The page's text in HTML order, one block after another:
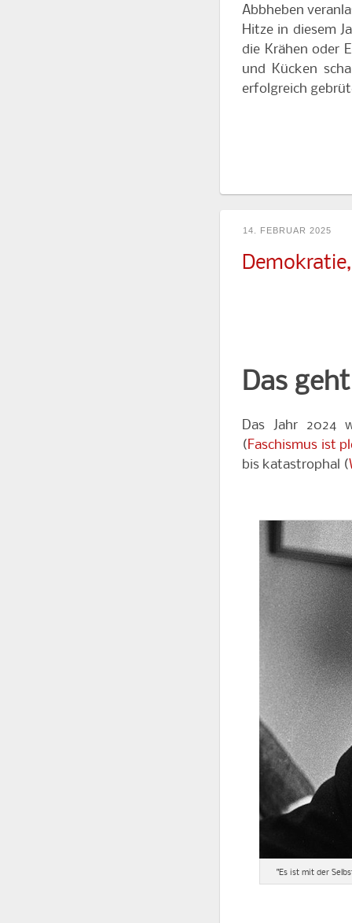
Abbheben
Hitze in diesem
die Krähen oder
und Kücken
erfolgreich
14. FEBRUAR 2025
Das
Das Jahr 2024
(Faschismus ist
bis katastrophal (
"Es ist mit der